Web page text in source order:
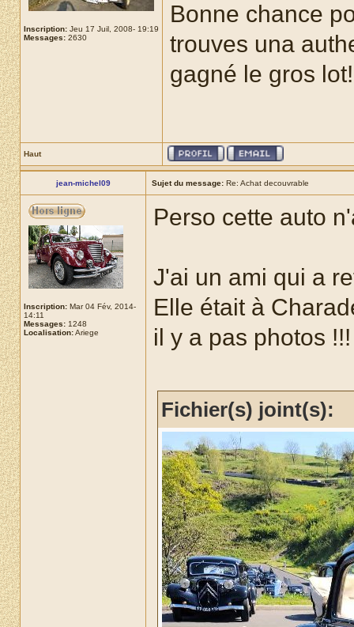
Inscription: Jeu 17 Juil, 2008- 19:19
Messages: 2630
Bonne chance
trouves una
gagné le gros
Haut
jean-michel09 Sujet du message: Re: Achat decouvrable
Inscription: Mar 04 Fév, 2014-
14:11
Messages: 1248
Localisation:Ariege
Perso cette auto
J'ai un ami qui a
Elle était à
il y a pas photos !!!
Fichier(s) joint(s):